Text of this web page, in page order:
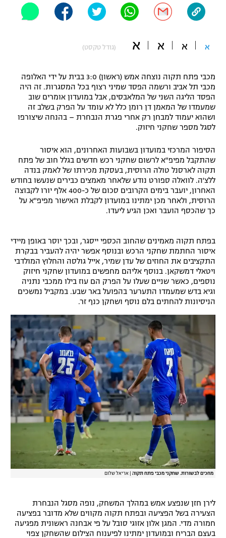
"מחצית בשכונה" – פודקאסט
משתתפים וזוכים בפרסים
תקנון משתתפים וזוכים בפרסים
תקנון עבור פעילות אלקטרה
תקנון עבור פעילות ספורט 1 – "מרלן"
טניס
גיימינג E-Sports
תנאי שימוש
מדיניות פרטיות
תקנון פעילות ספורט 1
רשיון להקרנה פומבית לבית עסק
הצטרפות לחבילת הערוצים
לוח דרושים – ג'ובנט
המגזין
אופניים
ספורט מוטורי
פוטבול אמריקאי NFL
בייסבול MLB
אומנויות לחימה
גיימינג E-Sports
א א א א (גודל טקסט)
מכבי פתח תקוה נוצחה אמש (ראשון) 3:0 בבית על ידי האלופה
מכבי תל אביב ורשמה הפסד שמיני רצוף בכל המסגרות. זה היה
הפסד הליגה השני של המלאבסים, אבל במועדון אומרים שוב
שמעמדו של המאמן דן רומן כלל לא עומד על הפרק בשלב זה
ושהוא יעמוד למבחן רק אחרי פגרת הנבחרת – בהנחה שיצורפו
לסגל מספר שחקני חיזוק.
הסיפור המרכזי במועדון בשבועות האחרונים, הוא איסור
שהתקבל מפיפ"א לרשום שחקני רכש חדשים בגלל חוב של פתח
תקוה לארסנל טולה הרוסית, בעסקת מכירתו של לאמק בנדה
ללצ'ה. לוואלה ספורט נודע שלאחר מאמצים כבירים שנעשו בחודש
האחרון, יועבר בימים הקרובים סכום של כ-400 אלף יורו לקבוצה
הרוסית, ולאחר מכן ימתינו במועדון לקבלת האישור מפיפ"א על
כך שהכסף הועבר ואכן הגיע ליעדו.
בפתח תקוה מאמינים שהחוב הכספי ייסגר, ובכך יוסר באופן מיידי
איסור החתמת שחקני הרכש ובנוסף אפשר יהיה להעביר בבקרת
התקציבים את החוזים של עדן שמיר, אייל גולסה והחלוץ המולדבי
ויטאלי דמשקאן. בנוסף אליהם מחפשים במועדון שחקני חיזוק
נוספים, כאשר שניים שעלו על הפרק הם עוז בילו ממכבי נתניה
וגיא בדש שמעמדו התערער בהפועל באר שבע. במקביל נמשכים
הניסיונות להחתים בלם נוסף ושחקן כנף זר.
מחכים לבשורות. שחקני מכבי פתח תקוה אריאל שלום
לירן חזן שנפצע אמש במהלך המשחק, נופה מסגל הנבחרת
הצעירה בשל הפציעה ובפתח תקוה מקווים שלא מדובר בפציעה
חמורה מדי. המגן אלון אזוגי סובל על פי אבחנה ראשונית מפגיעה
בעצם הבריח ובמועדון ימתינו לפיענוח הצילום שהשחקן צפוי